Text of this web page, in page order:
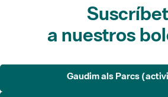
a nuestros
Gaudim als Parcs